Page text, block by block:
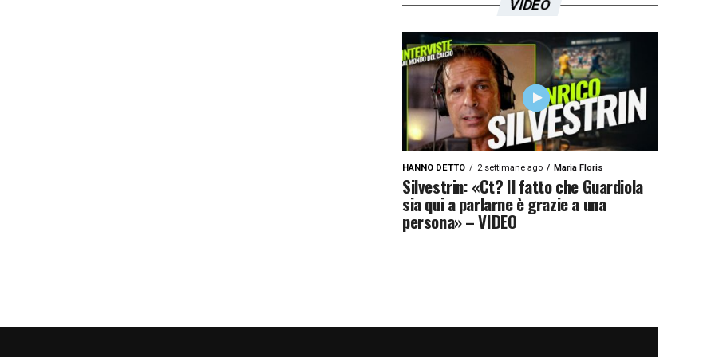
VIDEO
HANNO DETTO 2 settimane ago Maria Floris
Silvestrin: «Ct? Il fatto che Guardiola
sia qui a parlarne è grazie a una
persona» – VIDEO